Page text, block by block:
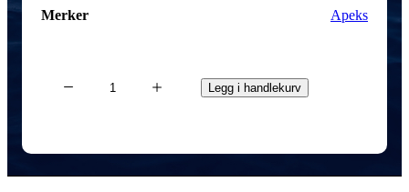
Merker Apeks
Apeks
Legg i handlekurv